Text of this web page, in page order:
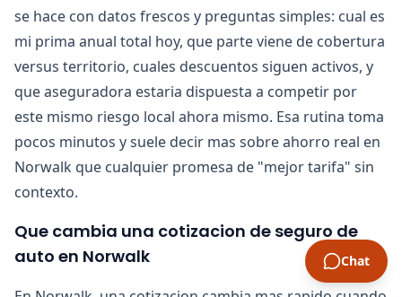
se hace con datos frescos y preguntas simples: cual es
mi prima anual total hoy, que parte viene de cobertura
versus territorio, cuales descuentos siguen activos, y
que aseguradora estaria dispuesta a competir por
este mismo riesgo local ahora mismo. Esa rutina toma
pocos minutos y suele decir mas sobre ahorro real en
Norwalk que cualquier promesa de "mejor tarifa" sin
contexto.
Que cambia una cotizacion de seguro de
auto en Norwalk
Chat